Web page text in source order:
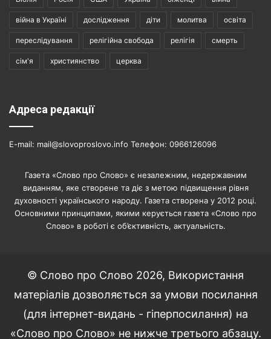
війна в Україні дослідження діти молитва освіта
переслідування релігійна свобода релігія смерть
сім'я християнство церква
Адреса редакції
E-mail: mail@slovoproslovo.info Телефон: 0966126096
Газета «Слово про Слово» є незалежним, недержавним
виданням, яке створене та діє з метою підвищення рівня
духовності українського народу. Газета створена у 2012 році.
Основними принципами, якими керується газета «Слово про
Слово» в роботі є об’єктивність, актуальність.
© Слово про Слово 2026, Використання
матеріалів дозволяється за умови посилання
(для інтернет-видань - гіперпосилання) на
«Слово про Слово» не нижче третього абзацу.